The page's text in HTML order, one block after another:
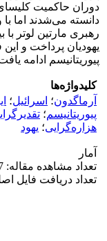
دوران حاکمیت کلیسای
دانسته می‌شدند اما
رهبری مارتین لوتر
یهودیان پرداخت و
پیوریتانیسم ادامه
کلیدواژه‌ها
آرماگدون؛ اسرائیل؛
پیوریتانیسم؛
هزاره‌گرایی؛ یهود
آمار
تعداد مشاهده مقاله: 5,117
تعداد دریافت فایل اصل